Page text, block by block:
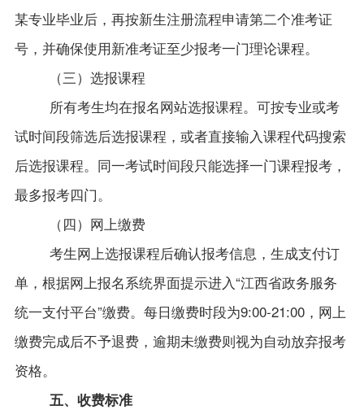
某专业毕业后，再按新生注册流程申请第二个准考证
号，并确保使用新准考证至少报考一门理论课程。
（三）选报课程
所有考生均在报名网站选报课程。可按专业或考
试时间段筛选后选报课程，或者直接输入课程代码搜索
后选报课程。同一考试时间段只能选择一门课程报考，
最多报考四门。
（四）网上缴费
考生网上选报课程后确认报考信息，生成支付订
单，根据网上报名系统界面提示进入“江西省政务服务
统一支付平台”缴费。每日缴费时段为9:00-21:00，网上
缴费完成后不予退费，逾期未缴费则视为自动放弃报考
资格。
五、 收费标准